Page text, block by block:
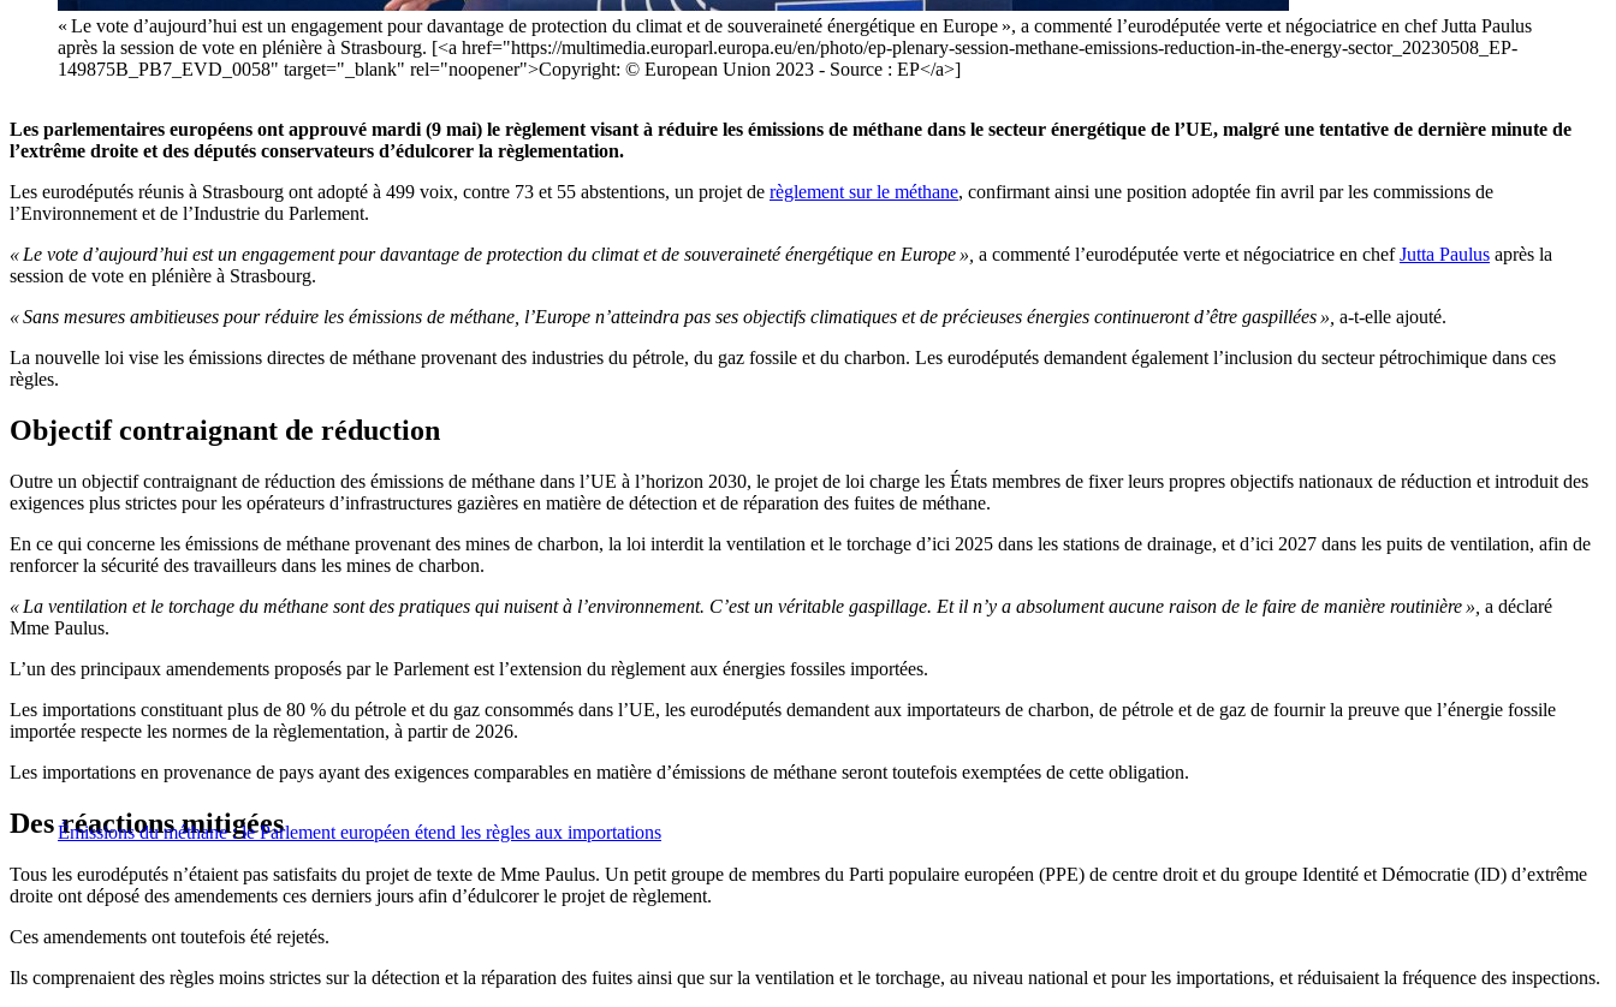
« Le vote d’aujourd’hui est un engagement pour davantage de protection du climat et de souveraineté énergétique en Europe », a commenté l’eurodéputée verte et négociatrice en chef Jutta Paulus
après la session de vote en plénière à Strasbourg. [<a href="https://multimedia.europarl.europa.eu/en/photo/ep-plenary-session-methane-emissions-reduction-in-the-energy-sector_20230508_EP-
149875B_PB7_EVD_0058" target="_blank" rel="noopener">Copyright: © European Union 2023 - Source : EP</a>]
Les parlementaires européens ont approuvé mardi (9 mai) le règlement visant à réduire les émissions de méthane dans le secteur énergétique de l’UE, malgré une tentative de dernière minute de
l’extrême droite et des députés conservateurs d’édulcorer la règlementation.
Les eurodéputés réunis à Strasbourg ont adopté à 499 voix, contre 73 et 55 abstentions, un projet de règlement sur le méthane, confirmant ainsi une position adoptée fin avril par les commissions de
l’Environnement et de l’Industrie du Parlement.
« Le vote d’aujourd’hui est un engagement pour davantage de protection du climat et de souveraineté énergétique en Europe », a commenté l’eurodéputée verte et négociatrice en chefJutta Paulus après la
session de vote en plénière à Strasbourg.
« Sans mesures ambitieuses pour réduire les émissions de méthane, l’Europe n’atteindra pas ses objectifs climatiques et de précieuses énergies continueront d’être gaspillées », a-t-elle ajouté.
La nouvelle loi vise les émissions directes de méthane provenant des industries du pétrole, du gaz fossile et du charbon. Les eurodéputés demandent également l’inclusion du secteur pétrochimique dans ces
règles.
Objectif contraignant de réduction
Outre un objectif contraignant de réduction des émissions de méthane dans l’UE à l’horizon 2030, le projet de loi charge les États membres de fixer leurs propres objectifs nationaux de réduction et introduit des
exigences plus strictes pour les opérateurs d’infrastructures gazières en matière de détection et de réparation des fuites de méthane.
En ce qui concerne les émissions de méthane provenant des mines de charbon, la loi interdit la ventilation et le torchage d’ici 2025 dans les stations de drainage, et d’ici 2027 dans les puits de ventilation, afin de
renforcer la sécurité des travailleurs dans les mines de charbon.
« La ventilation et le torchage du méthane sont des pratiques qui nuisent à l’environnement. C’est un véritable gaspillage. Et il n’y a absolument aucune raison de le faire de manière routinière », a déclaré
Mme Paulus.
L’un des principaux amendements proposés par le Parlement est l’extension du règlement aux énergies fossiles importées.
Les importations constituant plus de 80 % du pétrole et du gaz consommés dans l’UE, les eurodéputés demandent aux importateurs de charbon, de pétrole et de gaz de fournir la preuve que l’énergie fossile
importée respecte les normes de la règlementation, à partir de 2026.
Les importations en provenance de pays ayant des exigences comparables en matière d’émissions de méthane seront toutefois exemptées de cette obligation.
Émissions du méthane : le Parlement européen étend les règles aux importations
Des réactions mitigées
Tous les eurodéputés n’étaient pas satisfaits du projet de texte de Mme Paulus. Un petit groupe de membres du Parti populaire européen (PPE) de centre droit et du groupe Identité et Démocratie (ID) d’extrême
droite ont déposé des amendements ces derniers jours afin d’édulcorer le projet de règlement.
Ces amendements ont toutefois été rejetés.
Ils comprenaient des règles moins strictes sur la détection et la réparation des fuites ainsi que sur la ventilation et le torchage, au niveau national et pour les importations, et réduisaient la fréquence des inspections.